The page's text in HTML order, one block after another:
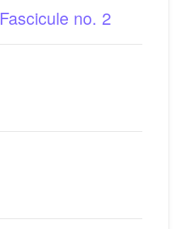
Fascicule no. 2